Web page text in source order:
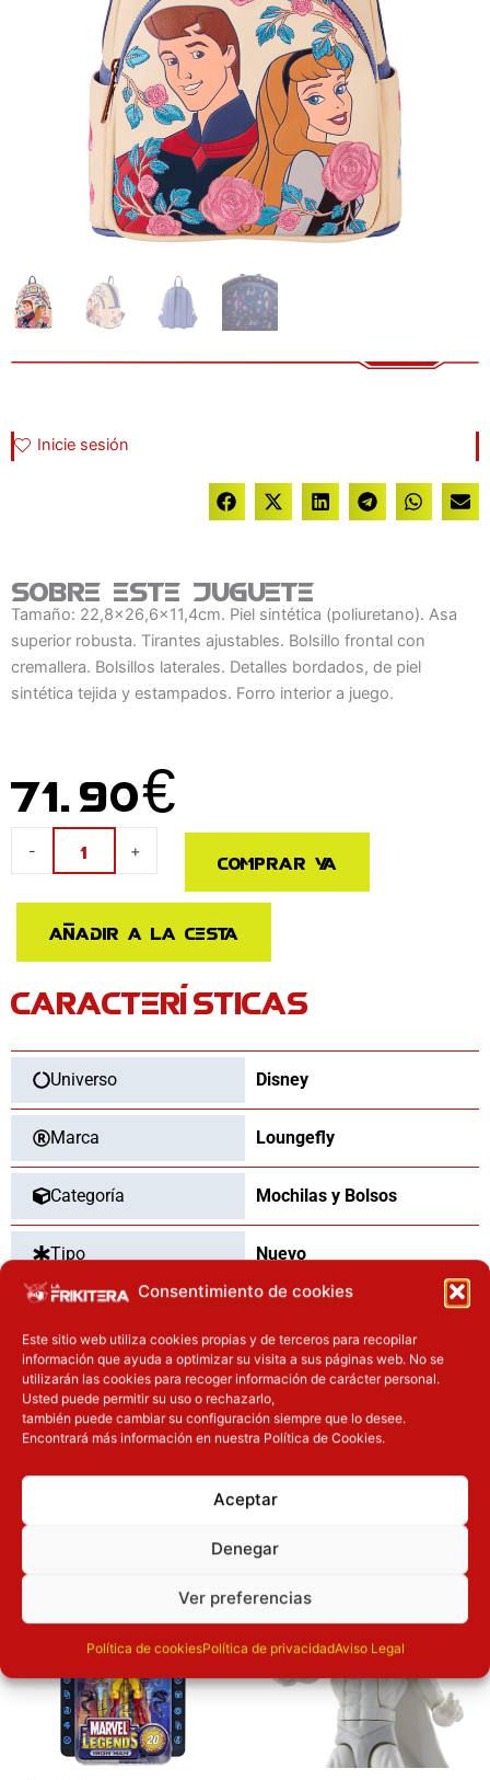
Consentimiento de cookies
Este sitio web utiliza cookies propias y de terceros para recopilar
información que ayuda a optimizar su visita a sus páginas web. No se
utilizarán las cookies para recoger información de carácter personal.
Usted puede permitir su uso o rechazarlo,
también puede cambiar su configuración siempre que lo desee.
Encontrará más información en nuestra Política de Cookies.
Aceptar
Denegar
Ver preferencias
Política de cookiesPolítica de privacidadAviso Legal
Inicie sesión
Sobre este juguete
Tamaño: 22,8x26,6x11,4cm. Piel sintética (poliuretano). Asa
superior robusta. Tirantes ajustables. Bolsillo frontal con
cremallera. Bolsillos laterales. Detalles bordados, de piel
sintética tejida y estampados. Forro interior a juego.
71.90€
-
Principe
Durmiente
Loungefly
26cm
cantidad
+ Comprar ya
Añadir a la cesta
CARACTERÍSTICAS
Universo Disney
Marca Loungefly
Categoría Mochilas y Bolsos
Tipo Nuevo
Pilas incluidas Si
OTROS PRODUCTOS QUE TE
PUEDEN INTERESAR
El precio original era: 31.90€.El precio actual es: 25.52€. El precio original era: 29.90€.
El precio actual es: 22.42€.